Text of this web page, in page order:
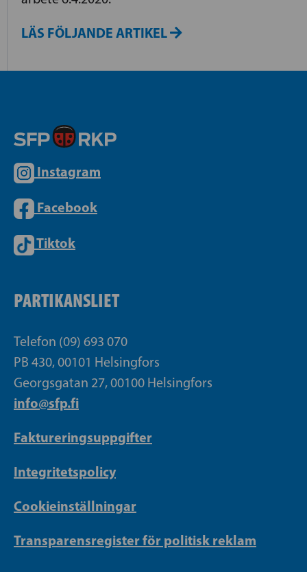
LÄS FÖLJANDE ARTIKEL
Instagram
Facebook
Tiktok
PARTIKANSLIET
Telefon (09) 693 070
PB 430, 00101 Helsingfors
Georgsgatan 27, 00100 Helsingfors
info@sfp.fi
Faktureringsuppgifter
Integritetspolicy
Cookieinställningar
Transparensregister för politisk reklam